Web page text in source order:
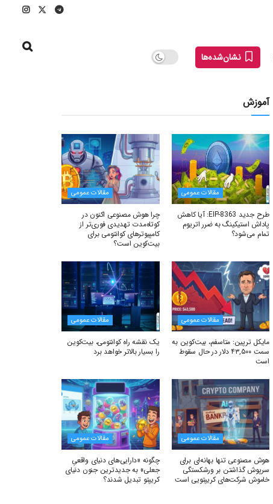
نشان‌شده‌ها
آموزش
مقالات عمومی
طرح جدید EIP-8363: آیا کاهش
پاداش استیکینگ به ضرر اتریوم
تمام می‌شود؟
مقالات عمومی
چرا هوش مصنوعی اکنون در
کوتاه‌مدت تهدیدی فوری‌تر از
کامپیوترهای کوانتومی برای
بیت‌کوین است؟
مقالات عمومی
مایکل ترپین: متاسفم، بیت‌کوین به
سمت ۴۳,۵۰۰ دلار در حال سقوط
است
مقالات عمومی
یک نقشه راه کوانتومی، بیت‌کوین
را بسیار بالاتر خواهد برد
مقالات عمومی
هوش مصنوعی تنها بهانه‌ای برای
سرپوش گذاشتن بر ورشکستگی
خاموش شرکت‌های کریپتویی است
مقالات عمومی
چگونه «دارایی‌های دنیای واقعیِ
جعلی» به جدیدترین جنون دنیای
کریپتو تبدیل شدند؟